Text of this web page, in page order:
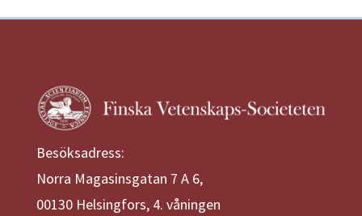
Besöksadress:
Norra Magasinsgatan 7 A 6,
00130 Helsingfors, 4. våningen